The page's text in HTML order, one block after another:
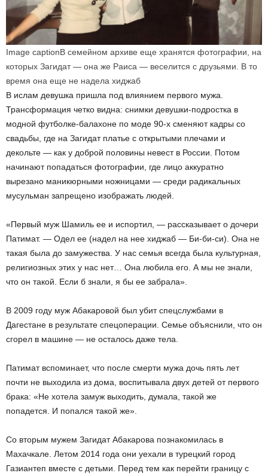
Image captionВ семейном архиве еще хранятся фотографии, на
которых Загидат — она же Раиса — веселится с друзьями. В то
время она еще не надела хиджаб
В ислам девушка пришла под влиянием первого мужа.
Трансформация четко видна: снимки девушки-подростка в
модной футболке-балахоне по моде 90-х сменяют кадры со
свадьбы, где на Загидат платье с открытыми плечами и
декольте — как у доброй половины невест в России. Потом
начинают попадаться фотографии, где лицо аккуратно
вырезано маникюрными ножницами — среди радикальных
мусульман запрещено изображать людей.
«Первый муж Шамиль ее и испортил, — рассказывает о дочери
Патимат. — Одел ее (надел на нее хиджаб — Би-би-си). Она не
такая была до замужества. У нас семья всегда была культурная,
религиозных этих у нас нет… Она любила его. А мы не знали,
что он такой. Если б знали, я бы ее забрала».
В 2009 году муж Абакаровой был убит спецслужбами в
Дагестане в результате спецоперации. Семье объяснили, что он
сгорел в машине — не осталось даже тела.
Патимат вспоминает, что после смерти мужа дочь пять лет
почти не выходила из дома, воспитывала двух детей от первого
брака: «Не хотела замуж выходить, думала, такой же
попадется. И попался такой же».
Со вторым мужем Загидат Абакарова познакомилась в
Махачкале. Летом 2014 года они уехали в турецкий город
Газиантеп вместе с детьми. Перед тем как перейти границу с